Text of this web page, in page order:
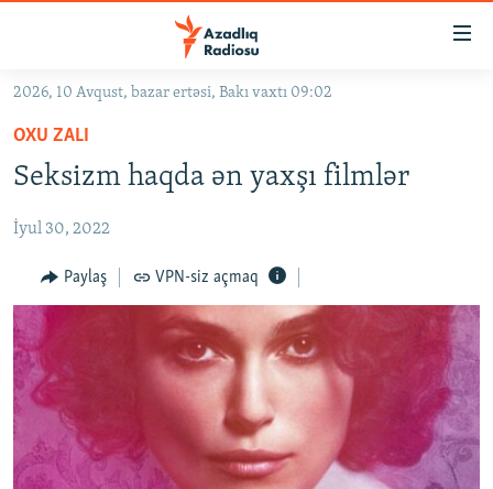
Əsas
qayıt
Əsas
qayıt
#İZAHLA
#ƏSLINDƏ
FƏRQƏ BAX
ARAŞDIRMA
MULTIMEDIA
VIDEO
FOTOQALEREYA
RADIO ARXIV
OXU ZALI
HAQQIMIZDA
2026, 10 Avqust, bazar ertəsi, Bakı vaxtı 09:02
OXU ZALI
Seksizm haqda ən yaxşı filmlər
İyul 30, 2022
Paylaş VPN-siz açmaq